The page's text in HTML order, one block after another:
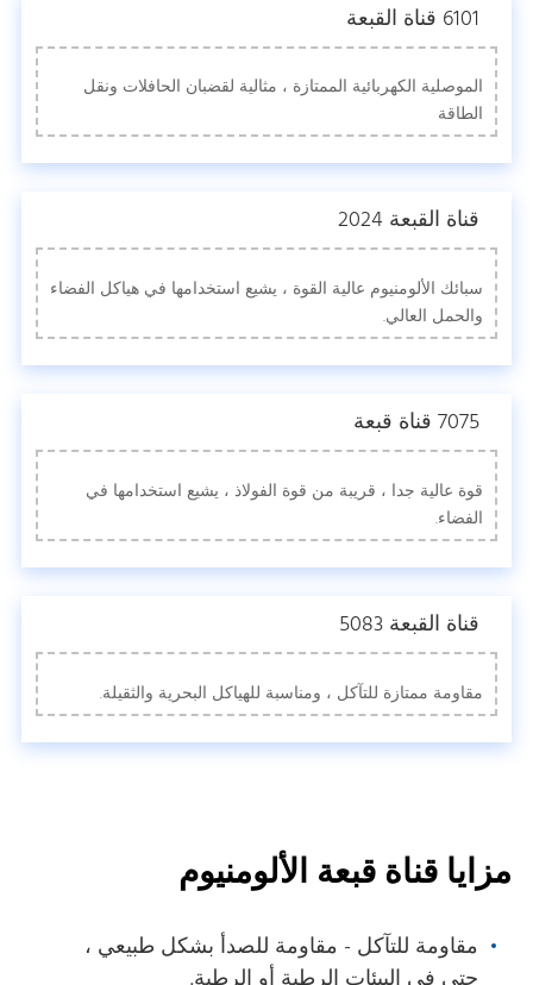
6101 قناة القبعة
الموصلية الكهربائية الممتازة ، مثالية لقضبان الحافلات ونقل
الطاقة
قناة القبعة 2024
سبائك الألومنيوم عالية القوة ، يشيع استخدامها في هياكل الفضاء
والحمل العالي.
7075 قناة قبعة
قوة عالية جدا ، قريبة من قوة الفولاذ ، يشيع استخدامها في
الفضاء.
قناة القبعة 5083
مقاومة ممتازة للتآكل ، ومناسبة للهياكل البحرية والثقيلة.
مزايا قناة قبعة الألومنيوم
مقاومة للتآكل - مقاومة للصدأ بشكل طبيعي ،